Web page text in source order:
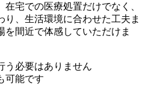
宅での医療処置だけでなく、
、生活環境に合わせた工夫ま
間近で体感していただけま
う必要はありません
可能です